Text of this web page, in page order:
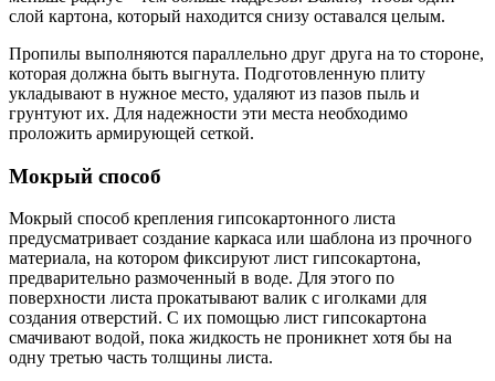
слой картона, который находится снизу оставался целым.
Пропилы выполняются параллельно друг друга на то стороне,
которая должна быть выгнута. Подготовленную плиту
укладывают в нужное место, удаляют из пазов пыль и
грунтуют их. Для надежности эти места необходимо
проложить армирующей сеткой.
Мокрый способ
Мокрый способ крепления гипсокартонного листа
предусматривает создание каркаса или шаблона из прочного
материала, на котором фиксируют лист гипсокартона,
предварительно размоченный в воде. Для этого по
поверхности листа прокатывают валик с иголками для
создания отверстий. С их помощью лист гипсокартона
смачивают водой, пока жидкость не проникнет хотя бы на
одну третью часть толщины листа.